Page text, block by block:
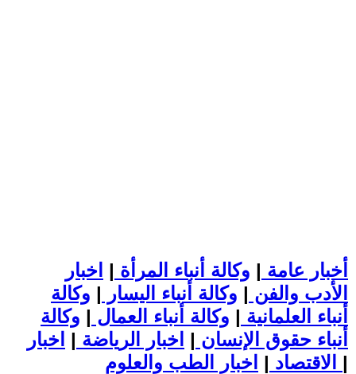
أخبار عامة | وكالة أنباء المرأة | اخبار
الأدب والفن | وكالة أنباء اليسار | وكالة
أنباء العلمانية | وكالة أنباء العمال | وكالة
أنباء حقوق الإنسان | اخبار الرياضة | اخبار
الاقتصاد | |